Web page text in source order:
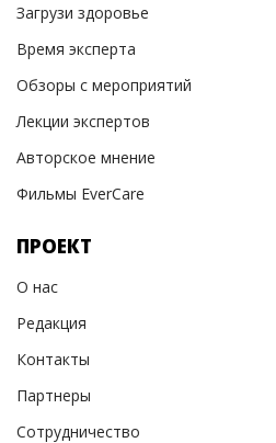
Загрузи здоровье
Время эксперта
Обзоры с мероприятий
Лекции экспертов
Авторское мнение
Фильмы EverCare
ПРОЕКТ
О нас
Редакция
Контакты
Партнеры
Сотрудничество